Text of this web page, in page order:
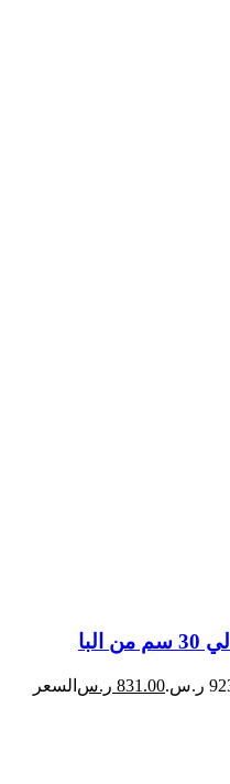
831.00 ر.س السعر